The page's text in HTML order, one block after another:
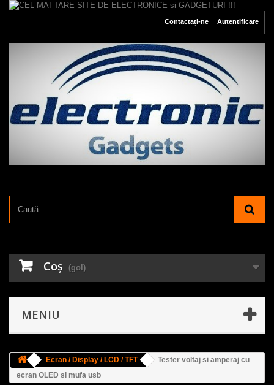
Autentificare
Contactați-ne
Coş (gol)
MENIU
Ecran / Display / LCD / TFT
Tester voltaj si amperaj cu
ecran OLED si mufa usb